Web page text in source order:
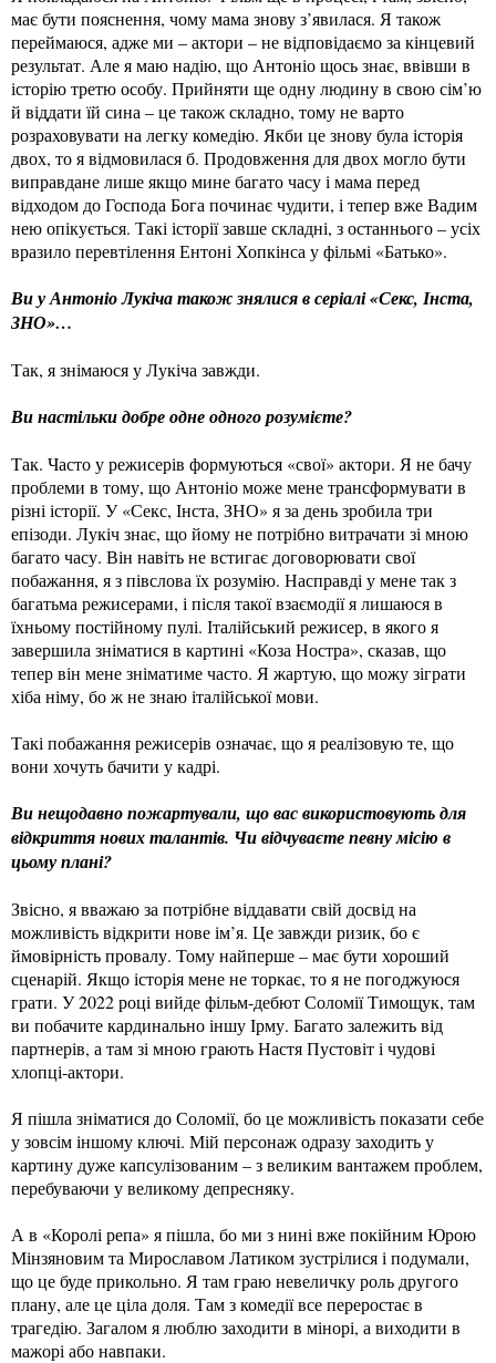
має бути пояснення, чому мама знову з’явилася. Я також
переймаюся, адже ми – актори – не відповідаємо за кінцевий
результат. Але я маю надію, що Антоніо щось знає, ввівши в
історію третю особу. Прийняти ще одну людину в свою сім’ю
й віддати їй сина – це також складно, тому не варто
розраховувати на легку комедію. Якби це знову була історія
двох, то я відмовилася б. Продовження для двох могло бути
виправдане лише якщо мине багато часу і мама перед
відходом до Господа Бога починає чудити, і тепер вже Вадим
нею опікується. Такі історії завше складні, з останнього – усіх
вразило перевтілення Ентоні Хопкінса у фільмі «Батько».
Ви у Антоніо Лукіча також знялися в серіалі «Секс, Інста,
ЗНО»…
Так, я знімаюся у Лукіча завжди.
Ви настільки добре одне одного розумієте?
Так. Часто у режисерів формуються «свої» актори. Я не бачу
проблеми в тому, що Антоніо може мене трансформувати в
різні історії. У «Секс, Інста, ЗНО» я за день зробила три
епізоди. Лукіч знає, що йому не потрібно витрачати зі мною
багато часу. Він навіть не встигає договорювати свої
побажання, я з півслова їх розумію. Насправді у мене так з
багатьма режисерами, і після такої взаємодії я лишаюся в
їхньому постійному пулі. Італійський режисер, в якого я
завершила зніматися в картині «Коза Ностра», сказав, що
тепер він мене зніматиме часто. Я жартую, що можу зіграти
хіба німу, бо ж не знаю італійської мови.
Такі побажання режисерів означає, що я реалізовую те, що
вони хочуть бачити у кадрі.
Ви нещодавно пожартували, що вас використовують для
відкриття нових талантів. Чи відчуваєте певну місію в
цьому плані?
Звісно, я вважаю за потрібне віддавати свій досвід на
можливість відкрити нове ім’я. Це завжди ризик, бо є
ймовірність провалу. Тому найперше – має бути хороший
сценарій. Якщо історія мене не торкає, то я не погоджуюся
грати. У 2022 році вийде фільм-дебют Соломії Тимощук, там
ви побачите кардинально іншу Ірму. Багато залежить від
партнерів, а там зі мною грають Настя Пустовіт і чудові
хлопці-актори.
Я пішла зніматися до Соломії, бо це можливість показати себе
у зовсім іншому ключі. Мій персонаж одразу заходить у
картину дуже капсулізованим – з великим вантажем проблем,
перебуваючи у великому депресняку.
А в «Королі репа» я пішла, бо ми з нині вже покійним Юрою
Мінзяновим та Мирославом Латиком зустрілися і подумали,
що це буде прикольно. Я там граю невеличку роль другого
плану, але це ціла доля. Там з комедії все переростає в
трагедію. Загалом я люблю заходити в мінорі, а виходити в
мажорі або навпаки.